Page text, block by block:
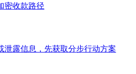
密收款路径
泄露信息，先获取分步行动方案